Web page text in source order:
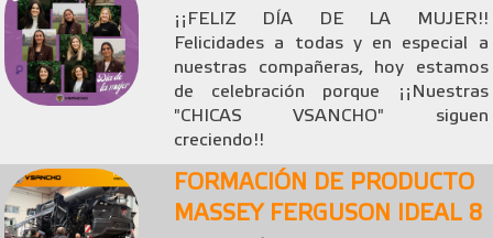
¡¡FELIZ DÍA DE LA MUJER!!
Felicidades a todas y en especial a
nuestras compañeras, hoy estamos
de celebración porque ¡¡Nuestras
"CHICAS VSANCHO" siguen
creciendo!!
FORMACIÓN DE PRODUCTO
MASSEY FERGUSON IDEAL 8